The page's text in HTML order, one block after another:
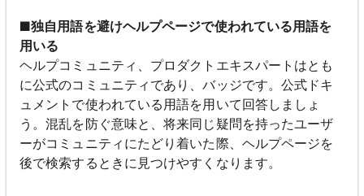
■独自用語を避けヘルプページで使われている用語を
用いる
ヘルプコミュニティ、プロダクトエキスパートはとも
に公式のコミュニティであり、バッジです。公式ドキ
ュメントで使われている用語を用いて回答しましょ
う。混乱を防ぐ意味と、将来同じ疑問を持ったユーザ
ーがコミュニティにたどり着いた際、ヘルプページを
後で検索するときに見つけやすくなります。